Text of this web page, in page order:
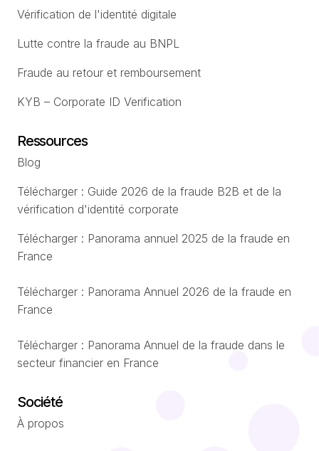
Vérification de l'identité digitale
Lutte contre la fraude au BNPL
Fraude au retour et remboursement
KYB – Corporate ID Verification
Ressources
Blog
Télécharger : Guide 2026 de la fraude B2B et de la
vérification d'identité corporate
Télécharger : Panorama annuel 2025 de la fraude en
France
Télécharger : Panorama Annuel 2026 de la fraude en
France
Télécharger : Panorama Annuel de la fraude dans le
secteur financier en France
Société
À propos